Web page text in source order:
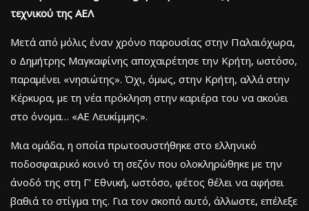
τεχνικού της ΑΕΛ
Μετά από μόλις έναν χρόνο παρουσίας στην Παλαιόχωρα,
ο Δημήτρης Μαγκαφίνης αποχαιρέτησε την Κρήτη, ωστόσο,
παραμένει «νησιώτης». Όχι, όμως, στην Κρήτη, αλλά στην
Κέρκυρα, με τη νέα πρόκληση στην καριέρα του να ακούει
στο όνομα… «ΑΕ Λευκίμμης».
Μια ομάδα, η οποία πρωτοσυστήθηκε στο ελληνικό
ποδοσφαιρικό κοινό τη σεζόν που ολοκληρώθηκε με την
άνοδό της στη Γ’ Εθνική, ωστόσο, φέτος θέλει να αφήσει
βαθιά το στίγμα της. Για τον σκοπό αυτό, άλλωστε, επέλεξε